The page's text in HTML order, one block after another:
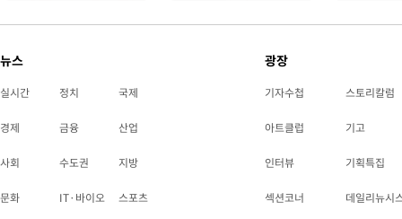
뉴스
실시간 정치 국제
경제 금융 산업
사회 수도권 지방
문화 IT·바이오 스포츠
광장
기자수첩 스토리칼럼
아트클럽 기고
인터뷰 기획특집
섹션코너 데일리뉴시